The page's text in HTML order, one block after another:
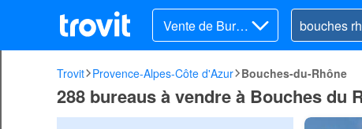
Vente de Burea
ux
Trovit Provence-Alpes-Côte d'Azur Bouches-du-Rhône
288 bureaus à vendre à Bouches du